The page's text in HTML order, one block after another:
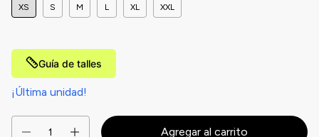
XS S M L XL XXL
Guía de talles
¡Última unidad!